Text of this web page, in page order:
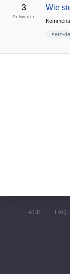
3
Antworten
Wie
satz-
AGB FAQ